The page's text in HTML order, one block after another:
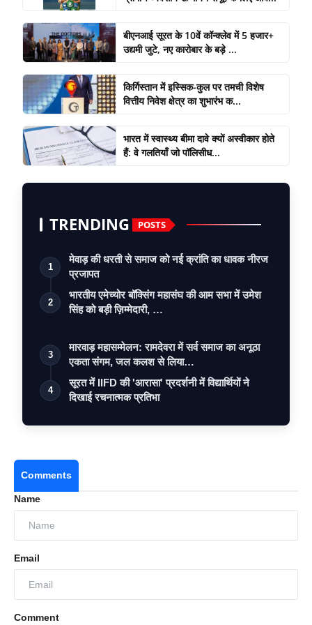
बीएनआई सूरत के 10वें कॉन्क्लेव में 5 हजार+
उद्यमी जुटे, नए कारोबार के बड़े ...
किर्गिस्तान में इस्सिक-कुल पर तमची विशेष
वित्तीय निवेश क्षेत्र का शुभारंभ क...
भारत में स्वास्थ्य बीमा दावे क्यों अस्वीकार होते
हैं: वे गलतियाँ जो पॉलिसीध...
TRENDING POSTS
1
मेवाड़ की धरती से समाज को नई क्रांति का धावक नीरज
प्रजापत
2
भारतीय एमेच्योर बॉक्सिंग महासंघ की आम सभा में उमेश
सिंह को बड़ी ज़िम्मेदारी, …
3
मारवाड़ महासम्मेलन: रामदेवरा में सर्व समाज का अनूठा
एकता संगम, जल कलश से लिया…
4
सूरत में IIFD की 'आरासा' प्रदर्शनी में विद्यार्थियों ने
दिखाई रचनात्मक प्रतिभा
Comments
Name
Email
Comment